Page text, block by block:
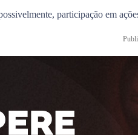
participação em